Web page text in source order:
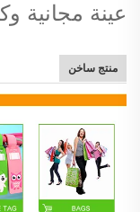
عينة مجانية
منتج ساخن